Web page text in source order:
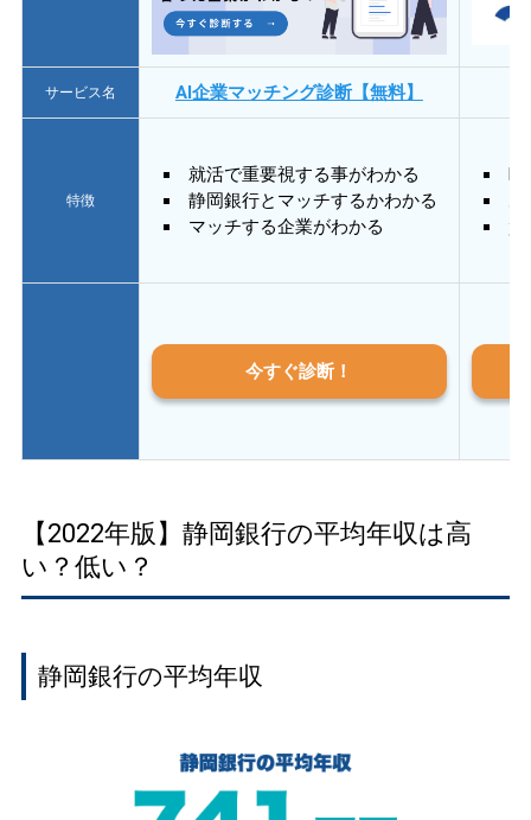
サービス名 AI企業マッチング診断【無料】
特徴
就活で重要視する事がわかる
静岡銀行とマッチするかわかる
マッチする企業がわかる
質
今すぐ診断！
【2022年版】静岡銀行の平均年収は高
い？低い？
静岡銀行の平均年収